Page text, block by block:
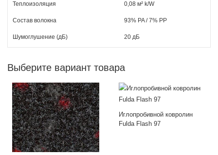
Теплоизоляция 0,08 м² k/W
Состав волокна 93% PA / 7% РР
Шумоглушение (дБ) 20 дБ
Выберите вариант товара
Иглопробивной ковролин
Fulda Flash 97